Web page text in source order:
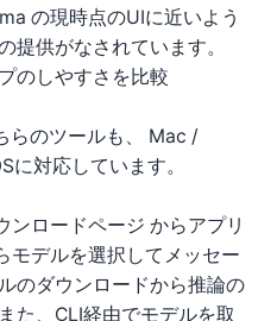
の現時点のUIに近いよう
提供がなされています。
のしやすさを比較
らのツールも、 Mac /
対応しています。
ンロードページ からアプリ
モデルを選択してメッセー
のダウンロードから推論の
た、CLI経由でモデルを取